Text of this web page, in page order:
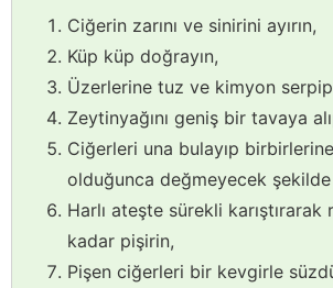
Ciğerin zarını ve sinirini ayırın,
Küp küp doğrayın,
Üzerlerine tuz ve kimyon serpip
Zeytinyağını geniş bir tavaya
Ciğerleri una bulayıp
olduğunca değmeyecek şekilde
Harlı ateşte sürekli
kadar pişirin,
Pişen ciğerleri bir kevgirle